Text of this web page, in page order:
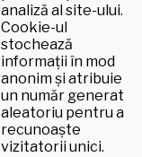
analiză al site-ului.
Cookie-ul
stochează
informații în mod
anonim și atribuie
un număr generat
aleatoriu pentru a
recunoaște
vizitatorii unici.